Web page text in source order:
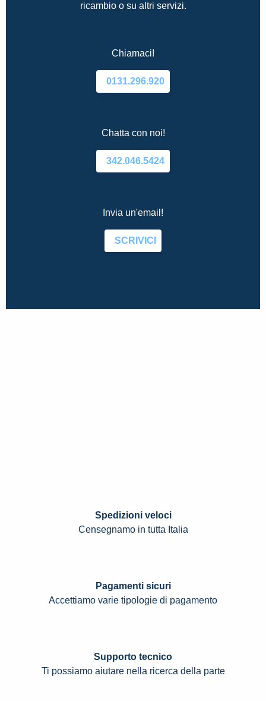
ricambio o su altri servizi.
Chiamaci!
0131.296.920
Chatta con noi!
342.046.5424
Invia un'email!
SCRIVICI
Spedizioni veloci
Censegnamo in tutta Italia
Pagamenti sicuri
Accettiamo varie tipologie di pagamento
Supporto tecnico
Ti possiamo aiutare nella ricerca della parte